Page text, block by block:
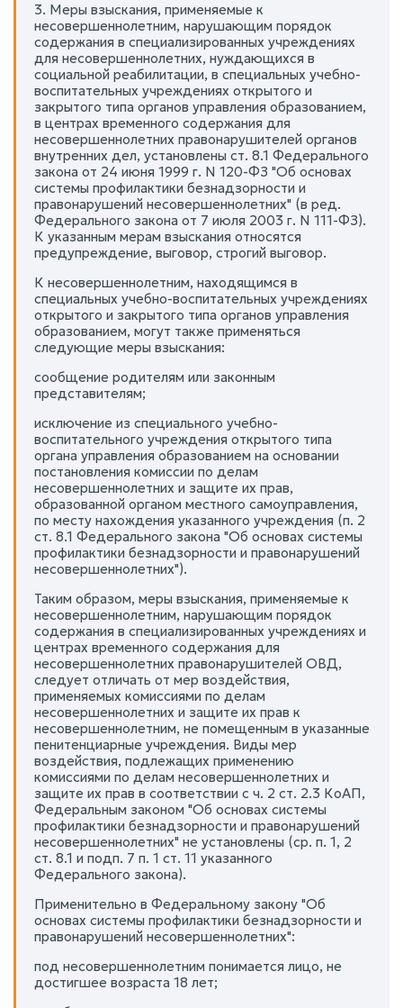
3. Меры взыскания, применяемые к
несовершеннолетним, нарушающим порядок
содержания в специализированных учреждениях
для несовершеннолетних, нуждающихся в
социальной реабилитации, в специальных учебно-
воспитательных учреждениях открытого и
закрытого типа органов управления образованием,
в центрах временного содержания для
несовершеннолетних правонарушителей органов
внутренних дел, установлены ст. 8.1 Федерального
закона от 24 июня 1999 г. N 120-ФЗ "Об основах
системы профилактики безнадзорности и
правонарушений несовершеннолетних" (в ред.
Федерального закона от 7 июля 2003 г. N 111-ФЗ).
К указанным мерам взыскания относятся
предупреждение, выговор, строгий выговор.
К несовершеннолетним, находящимся в
специальных учебно-воспитательных учреждениях
открытого и закрытого типа органов управления
образованием, могут также применяться
следующие меры взыскания:
сообщение родителям или законным
представителям;
исключение из специального учебно-
воспитательного учреждения открытого типа
органа управления образованием на основании
постановления комиссии по делам
несовершеннолетних и защите их прав,
образованной органом местного самоуправления,
по месту нахождения указанного учреждения (п. 2
ст. 8.1 Федерального закона "Об основах системы
профилактики безнадзорности и правонарушений
несовершеннолетних").
Таким образом, меры взыскания, применяемые к
несовершеннолетним, нарушающим порядок
содержания в специализированных учреждениях и
центрах временного содержания для
несовершеннолетних правонарушителей ОВД,
следует отличать от мер воздействия,
применяемых комиссиями по делам
несовершеннолетних и защите их прав к
несовершеннолетним, не помещенным в указанные
пенитенциарные учреждения. Виды мер
воздействия, подлежащих применению
комиссиями по делам несовершеннолетних и
защите их прав в соответствии с ч. 2 ст. 2.3 КоАП,
Федеральным законом "Об основах системы
профилактики безнадзорности и правонарушений
несовершеннолетних" не установлены (ср. п. 1, 2
ст. 8.1 и подп. 7 п. 1 ст. 11 указанного
Федерального закона).
Применительно в Федеральному закону "Об
основах системы профилактики безнадзорности и
правонарушений несовершеннолетних":
под несовершеннолетним понимается лицо, не
достигшее возраста 18 лет;